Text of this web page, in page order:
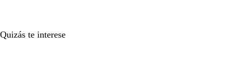
Quizás te interese